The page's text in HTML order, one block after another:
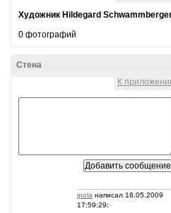
Художник Hildegard
0 фотографий
Стена
К
ipola написал 18.05.2009
17:59:29: